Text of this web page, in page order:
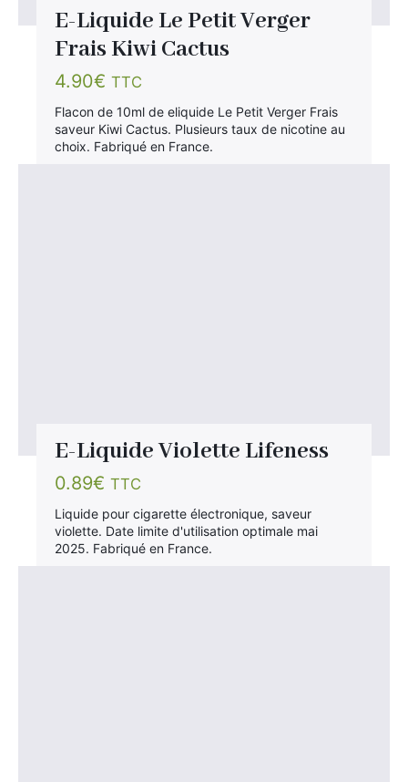
E-Liquide Le Petit Verger
Frais Kiwi Cactus
4.90€ TTC
Flacon de 10ml de eliquide Le Petit Verger Frais
saveur Kiwi Cactus. Plusieurs taux de nicotine au
choix. Fabriqué en France.
E-Liquide Violette Lifeness
0.89€ TTC
Liquide pour cigarette électronique, saveur
violette. Date limite d'utilisation optimale mai
2025. Fabriqué en France.